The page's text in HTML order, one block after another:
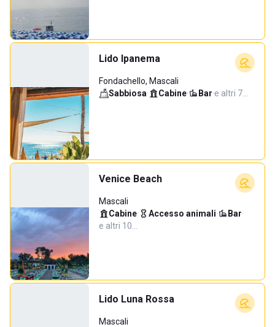
Lido Ipanema
Fondachello, Mascali
Sabbiosa· Cabine· Bar·e altri 7…
Venice Beach
Mascali
Cabine· Accesso animali· Bar·
e altri 10…
Lido Luna Rossa
Mascali